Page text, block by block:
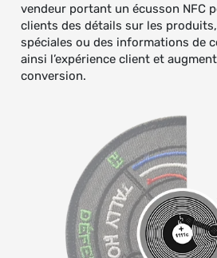
vendeur portant un écusson NFC
clients des détails sur les
spéciales ou des informations de
ainsi l’expérience client et
conversion.